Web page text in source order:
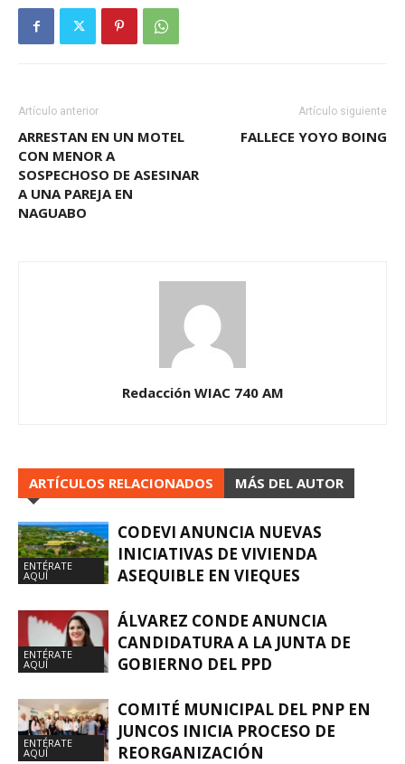
Artículo anterior
ARRESTAN EN UN MOTEL
CON MENOR A
SOSPECHOSO DE ASESINAR
A UNA PAREJA EN
NAGUABO
Artículo siguiente
FALLECE YOYO BOING
Redacción WIAC 740 AM
ARTÍCULOS RELACIONADOS MÁS DEL AUTOR
ENTÉRATE
AQUÍ
CODEVI ANUNCIA NUEVAS
INICIATIVAS DE VIVIENDA
ASEQUIBLE EN VIEQUES
ENTÉRATE
AQUÍ
ÁLVAREZ CONDE ANUNCIA
CANDIDATURA A LA JUNTA DE
GOBIERNO DEL PPD
ENTÉRATE
AQUÍ
COMITÉ MUNICIPAL DEL PNP EN
JUNCOS INICIA PROCESO DE
REORGANIZACIÓN